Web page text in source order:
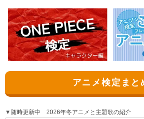
アニメ検定まと
▼随時更新中 2026年冬アニメと主題歌の紹介